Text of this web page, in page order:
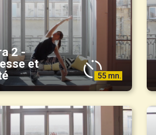
2 -
et
55 mn.